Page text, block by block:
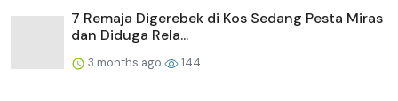
7 Remaja Digerebek di Kos Sedang Pesta Miras
dan Diduga Rela...
3 months ago 144